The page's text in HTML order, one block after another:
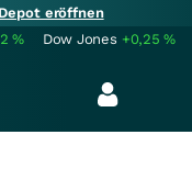
eröffnen
% Dow Jones +0,25%